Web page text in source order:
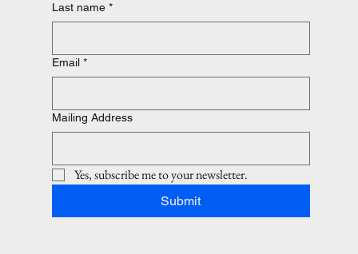
Last name *
Email *
Mailing Address
Yes, subscribe me to your newsletter.
Submit